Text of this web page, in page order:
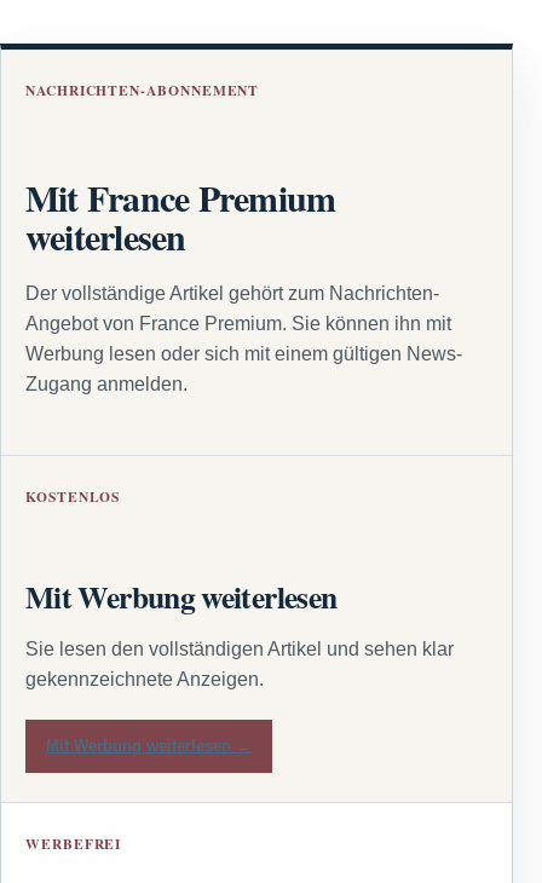
NACHRICHTEN-ABONNEMENT
Mit France Premium
weiterlesen
Der vollständige Artikel gehört zum Nachrichten-
Angebot von France Premium. Sie können ihn mit
Werbung lesen oder sich mit einem gültigen News-
Zugang anmelden.
KOSTENLOS
Mit Werbung weiterlesen
Sie lesen den vollständigen Artikel und sehen klar
gekennzeichnete Anzeigen.
Mit Werbung weiterlesen →
WERBEFREI